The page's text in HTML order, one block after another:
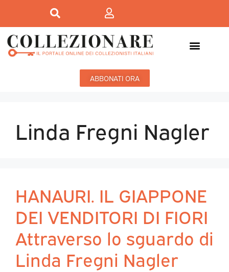
ABBONATI ORA
Linda Fregni Nagler
HANAURI. IL GIAPPONE
DEI VENDITORI DI FIORI
Attraverso lo sguardo di
Linda Fregni Nagler